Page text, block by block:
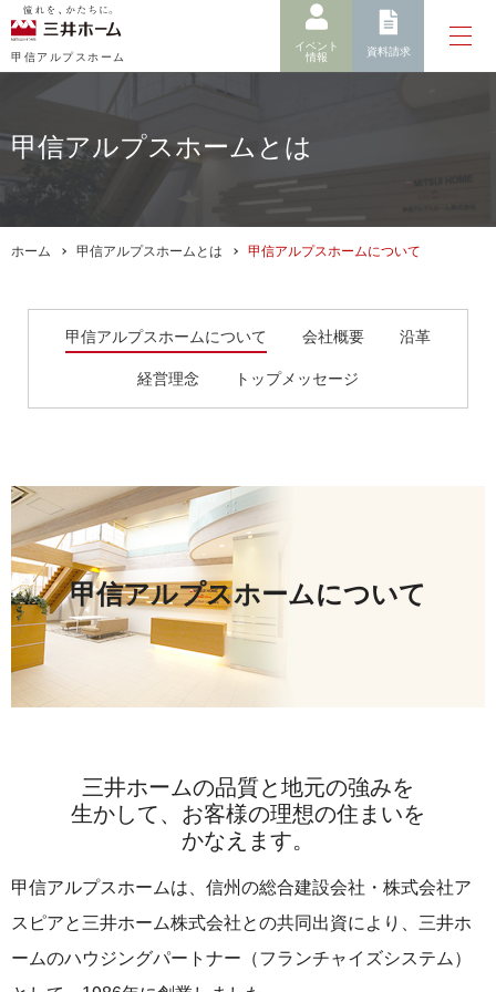
甲信アルプスホーム
イベント
情報
資料請求
甲信アルプスホームとは
ホーム 甲信アルプスホームとは 甲信アルプスホームについて
甲信アルプスホームについて 会社概要 沿革
経営理念 トップメッセージ
甲信アルプスホームについて
三井ホームの品質と地元の強みを
生かして、 お客様の理想の住まいを
かなえます。
甲信アルプスホームは、信州の総合建設会社・株式会社ア
スピアと三井ホーム株式会社との共同出資により、三井ホ
ームのハウジングパートナー（フランチャイズシステム）